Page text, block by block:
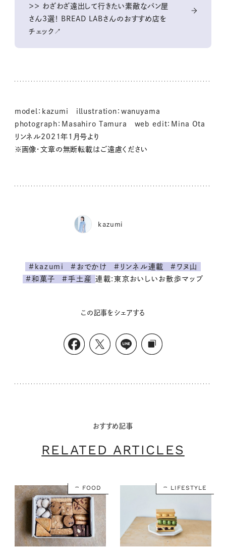
＞＞ わざわざ遠出して行きたい素敵なパン屋
さん3選！ BREAD LABさんのおすすめ店を
チェック↗
model：kazumi illustration：wanuyama
photograph：Masahiro Tamura web edit：Mina Ota
リンネル2021年1月号より
※画像・文章の無断転載はご遠慮ください
kazumi
#kazumi #おでかけ #リンネル連載
#ワヌ山
#和菓子
#手土産 連載:東京おいしいお散歩マップ
この記事をシェアする
おすすめ記事
RELATED ARTICLES
FOOD LIFESTYLE